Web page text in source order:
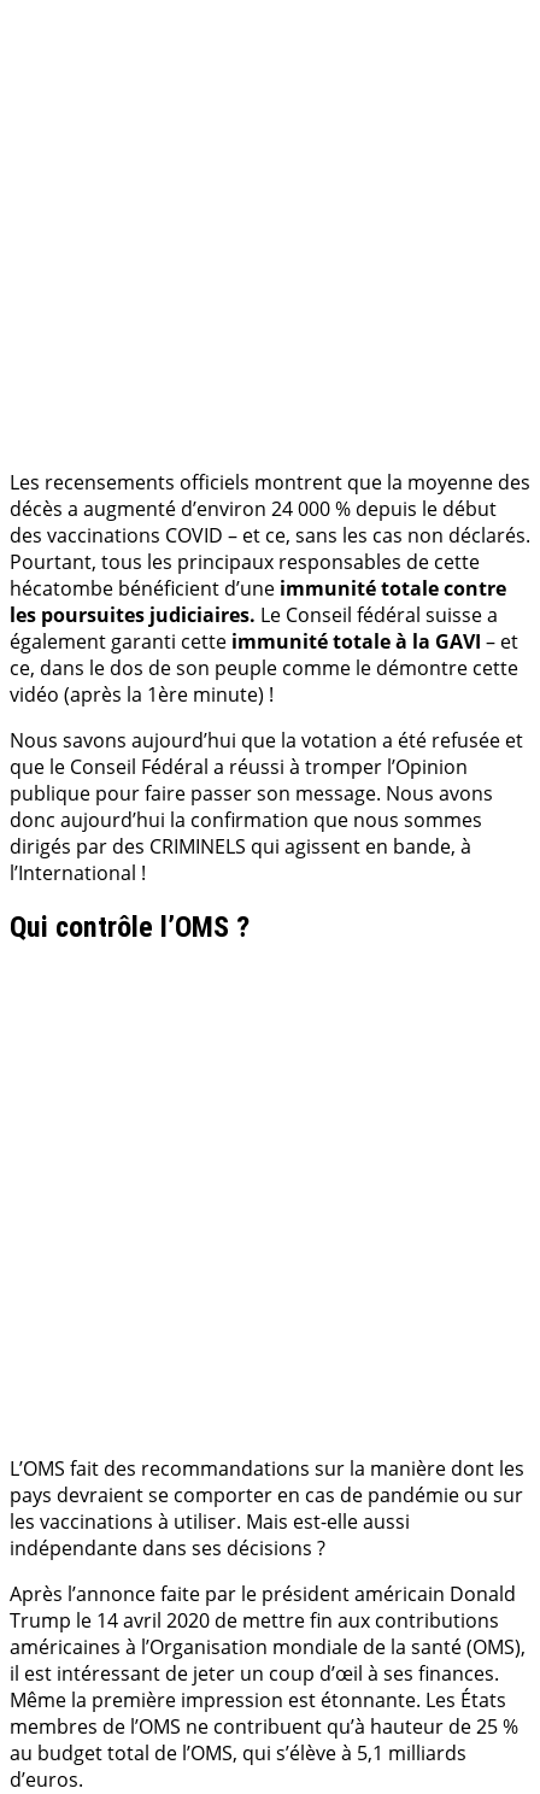
Les recensements officiels montrent que la moyenne des
décès a augmenté d’environ 24 000 % depuis le début
des vaccinations COVID – et ce, sans les cas non déclarés.
Pourtant, tous les principaux responsables de cette
hécatombe bénéficient d’une immunité totale contre
les poursuites judiciaires. Le Conseil fédéral suisse a
également garanti cette immunité totale à la GAVI – et
ce, dans le dos de son peuple comme le démontre cette
vidéo (après la 1ère minute) !
Nous savons aujourd’hui que la votation a été refusée et
que le Conseil Fédéral a réussi à tromper l’Opinion
publique pour faire passer son message. Nous avons
donc aujourd’hui la confirmation que nous sommes
dirigés par des CRIMINELS qui agissent en bande, à
l’International !
Qui contrôle l’OMS ?
L’OMS fait des recommandations sur la manière dont les
pays devraient se comporter en cas de pandémie ou sur
les vaccinations à utiliser. Mais est-elle aussi
indépendante dans ses décisions ?
Après l’annonce faite par le président américain Donald
Trump le 14 avril 2020 de mettre fin aux contributions
américaines à l’Organisation mondiale de la santé (OMS),
il est intéressant de jeter un coup d’œil à ses finances.
Même la première impression est étonnante. Les États
membres de l’OMS ne contribuent qu’à hauteur de 25 %
au budget total de l’OMS, qui s’élève à 5,1 milliards
d’euros.